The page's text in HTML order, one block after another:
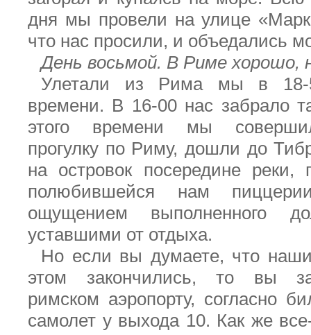
дня мы провели на улице
что нас просили, и объедались
День восьмой. В Риме хорошо,
Улетали из Рима мы в 18-
времени. В 16-00 нас забрало
этого времени мы
прогулку по Риму, дошли до
на островок посередине
полюбившейся нам
ощущением выполненного
уставшими от отдыха.
Но если вы думаете, что
этом закончились, то вы
римском аэропорту, согласно
самолет у выхода 10. Как же